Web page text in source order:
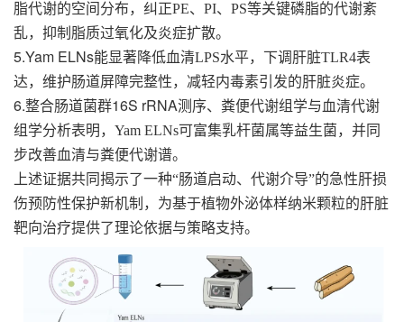
脂代谢的空间分布，纠正PE、 PI、 PS等关键磷脂的代谢紊
乱，抑制脂质过氧化及炎症扩散。
5.Yam ELNs能显著降低血清LPS水平，下调肝脏TLR4表
达，维护肠道屏障完整性，减轻内毒素引发的肝脏炎症。
6.整合肠道菌群16S rRNA测序、粪便代谢组学与血清代谢
组学分析表明， Yam ELNs可富集乳杆菌属等益生菌，并同
步改善血清与粪便代谢谱。
上述证据共同揭示了一种“肠道启动、代谢介导”的急性肝损
伤预防性保护新机制，为基于植物外泌体样纳米颗粒的肝脏
靶向治疗提供了理论依据与策略支持。